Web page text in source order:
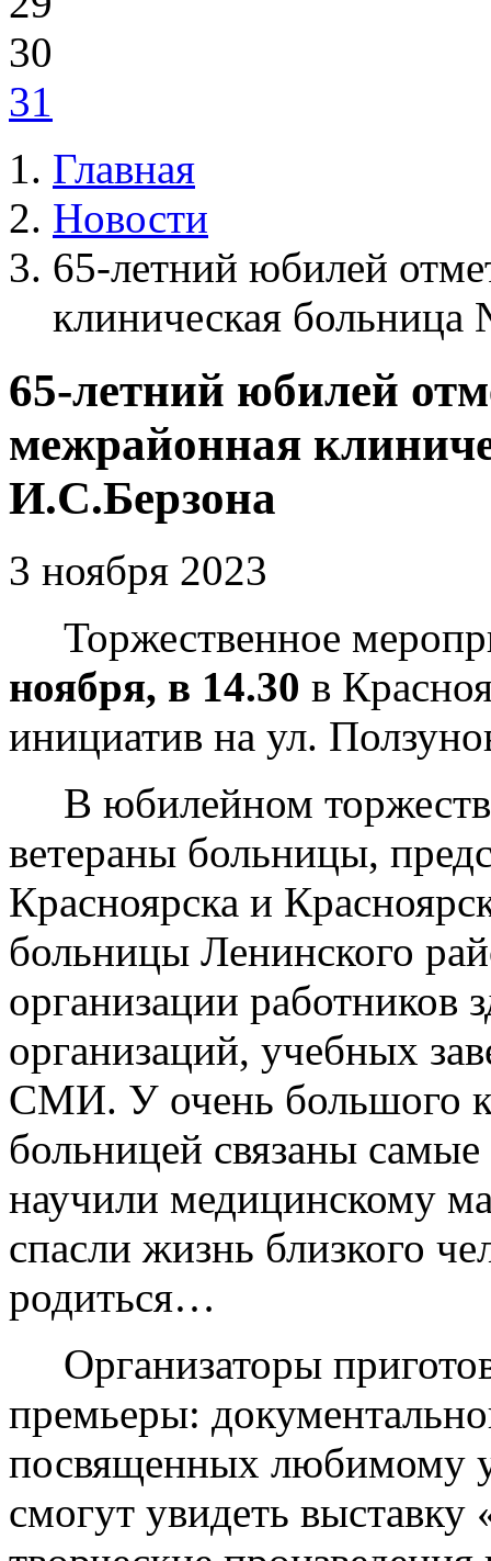
30
31
Главная
Новости
65-летний юбилей
клиническая
65-летний юбилей
межрайонная
И.С.Берзона
3 ноября 2023
Торжественное
ноября, в 14.30 в
инициатив на ул.
В юбилейном
ветераны больницы,
Красноярска и
больницы Ленинского
организации работников
организаций, учебных
СМИ. У очень большого
больницей связаны
научили медицинскому
спасли жизнь близкого
родиться…
Организаторы
премьеры:
посвященных любимому
смогут увидеть